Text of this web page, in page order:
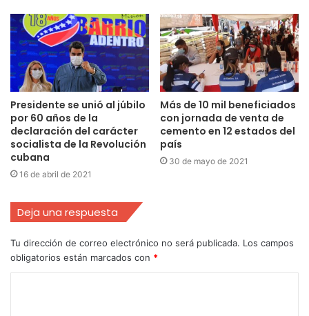
Presidente se unió al júbilo
por 60 años de la
declaración del carácter
socialista de la Revolución
cubana
16 de abril de 2021
Más de 10 mil beneficiados
con jornada de venta de
cemento en 12 estados del
país
30 de mayo de 2021
Deja una respuesta
Tu dirección de correo electrónico no será publicada. Los campos
obligatorios están marcados con *